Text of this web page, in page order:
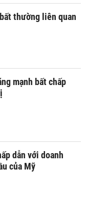
thường liên quan
mạnh bất chấp
dẫn với doanh
của Mỹ